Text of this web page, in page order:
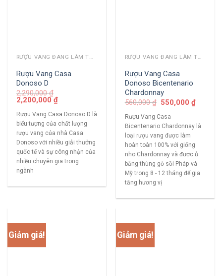
RƯỢU VANG ĐANG LÀM THỊ TRƯỜNG
Rượu Vang Casa
Donoso D
2,290,000₫
2,200,000₫
Rượu Vang Casa Donoso D là
biểu tượng của chất lượng
rượu vang của nhà Casa
Donoso với nhiều giải thưởng
quốc tế và sự công nhận của
nhiều chuyên gia trong
ngành
RƯỢU VANG ĐANG LÀM THỊ TRƯỜNG
Rượu Vang Casa
Donoso Bicentenario
Chardonnay
560,000₫ 550,000₫
Rượu Vang Casa
Bicentenario Chardonnay là
loại rượu vang được làm
hoàn toàn 100% với giống
nho Chardonnay và được ủ
bằng thùng gỗ sồi Pháp và
Mỹ trong 8 - 12 tháng để gia
tăng hương vị
Giảm giá! Giảm giá!